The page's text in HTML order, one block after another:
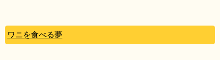
ワニを食べる夢